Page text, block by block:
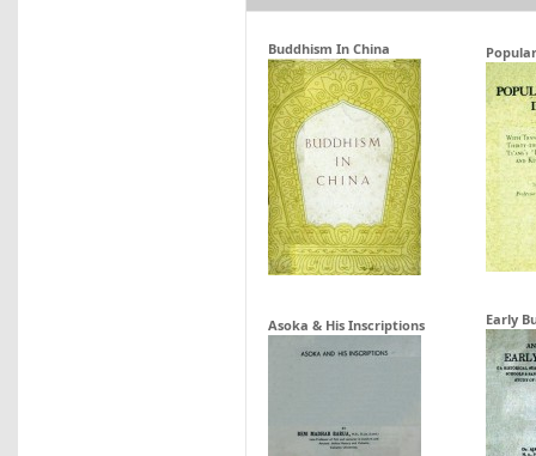
Buddhism In China
Asoka & His Inscriptions Early